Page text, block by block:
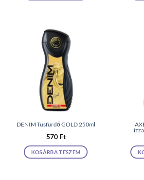
DENIM Tusfürdő GOLD 250ml
570 Ft
KOSÁRBA TESZEM